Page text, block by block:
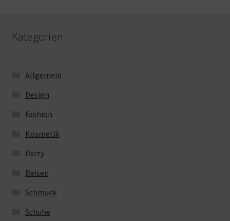
Kategorien
Allgemein
Design
Fashion
Kosmetik
Party
Reisen
Schmuck
Schuhe